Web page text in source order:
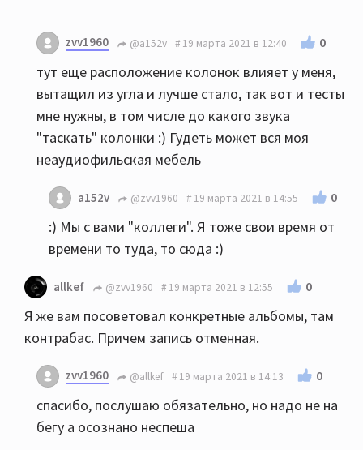
zvv1960 @a152v 19 марта 2021 в 12:40 0
тут еще расположение колонок влияет у меня,
вытащил из угла и лучше стало, так вот и тесты
мне нужны, в том числе до какого звука
"таскать" колонки :) Гудеть может вся моя
неаудиофильская мебель
a152v @zvv1960 19 марта 2021 в 14:55 0
:) Мы с вами "коллеги". Я тоже свои время от
времени то туда, то сюда :)
allkef @zvv1960 19 марта 2021 в 12:55 0
Я же вам посоветовал конкретные альбомы, там
контрабас. Причем запись отменная.
zvv1960 @allkef 19 марта 2021 в 14:13 0
спасибо, послушаю обязательно, но надо не на
бегу а осознано неспеша